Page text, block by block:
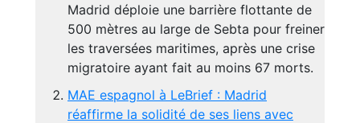
Madrid déploie une barrière flottante de
500 mètres au large de Sebta pour freiner
les traversées maritimes, après une crise
migratoire ayant fait au moins 67 morts.
MAE espagnol à LeBrief : Madrid
réaffirme la solidité de ses liens avec